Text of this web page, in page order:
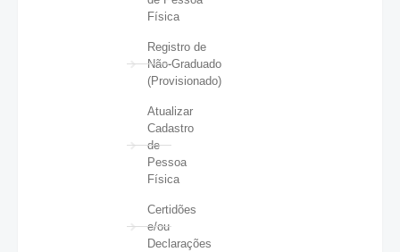
Física
Registro de
Não-Graduado
(Provisionado)
Atualizar
Cadastro
de
Pessoa
Física
Certidões
e/ou
Declarações